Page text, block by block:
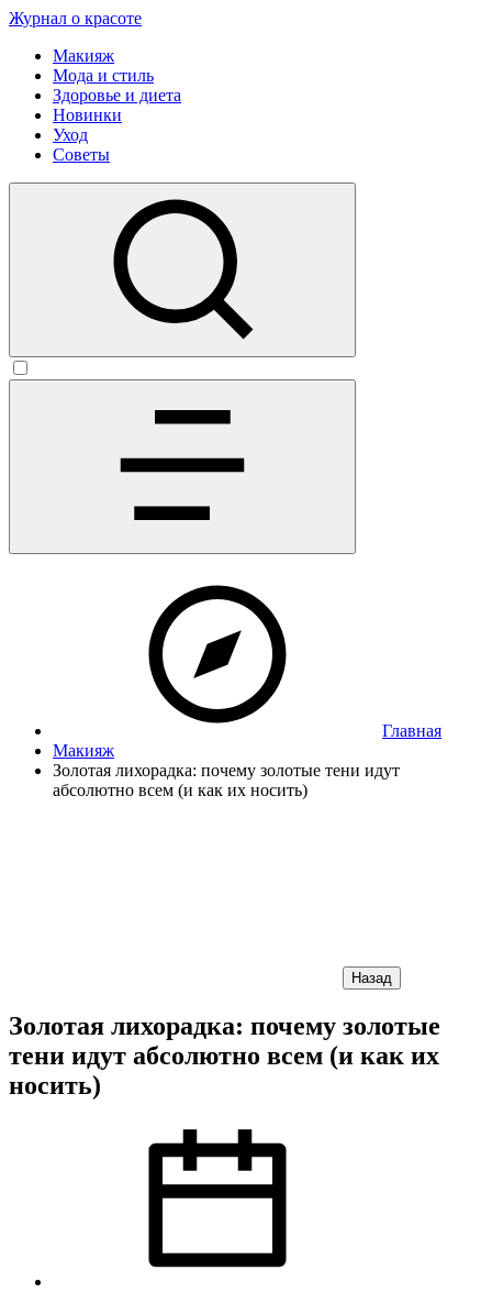
Журнал о красоте
Макияж
Мода и стиль
Здоровье и диета
Новинки
Уход
Советы
Главная
Макияж
Золотая лихорадка: почему золотые тени идут
абсолютно всем (и как их носить)
Назад
Золотая лихорадка: почему золотые
тени идут абсолютно всем (и как их
носить)